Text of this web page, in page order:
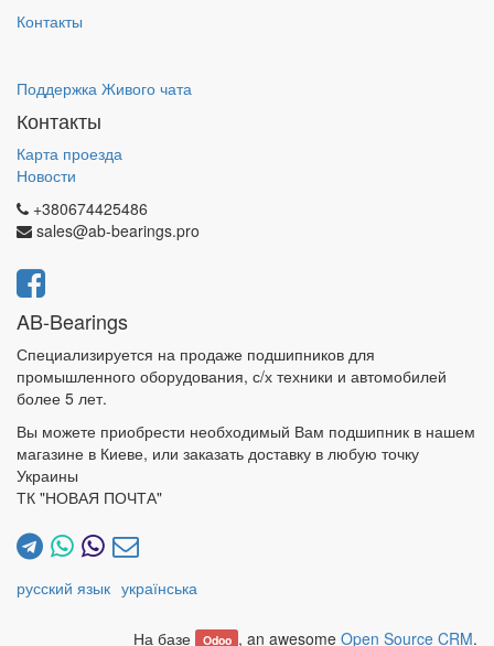
Контакты
Поддержка Живого чата
Контакты
Карта проезда
Новости
+380674425486
sales@ab-bearings.pro
AB-Bearings
Специализируется на продаже подшипников для
промышленного оборудования, с/х техники и автомобилей
более 5 лет.
Вы можете приобрести необходимый Вам подшипник в нашем
магазине в Киеве, или заказать доставку в любую точку
Украины
ТК "НОВАЯ ПОЧТА"
русский язык українська
На базе Odoo , an awesome Open Source CRM.